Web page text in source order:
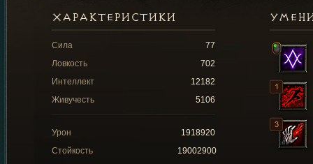
ХАРАКТЕРИСТИКИ
Сила
77
Ловкость
702
Интеллект
12182
Живучесть
5106
Урон
1918920
Стойкость
19002900